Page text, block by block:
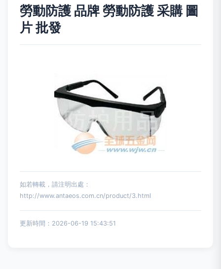
勞動防護 品牌 勞動防護 采購 圖
片 批發
如若轉載，請注明出處：
http://www.antaeos.com.cn/product/3.html
更新時間：2026-06-19 15:43:51